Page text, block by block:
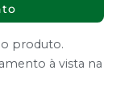
produto.
à vista na